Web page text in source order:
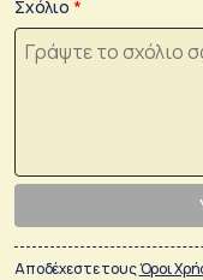
Σχόλιο
Αποδέχεστε τουςΌροι